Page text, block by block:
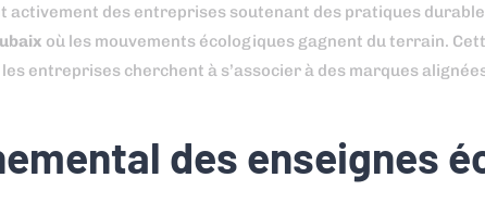
activement des entreprises soutenant des pratiques
où les mouvements écologiques gagnent du terrain.
entreprises cherchent à s’associer à des marques
des enseignes